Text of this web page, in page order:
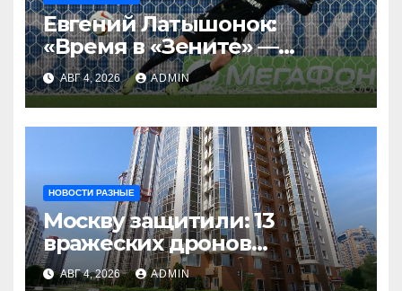
Евгений Латышонок:
«Время в «Зените» —
отличный опыт, я
благодарен
Санкт‑Петербургу»
АВГ 4, 2026 ADMIN
НОВОСТИ РАЗНЫЕ
Москву защитили: 13
вражеских дронов
уничтожены за день
АВГ 4, 2026 ADMIN